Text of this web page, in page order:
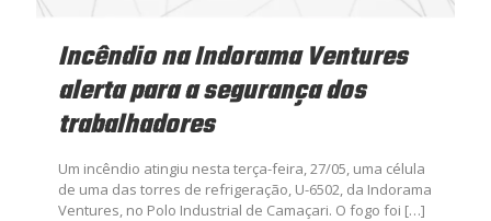
Incêndio na Indorama Ventures
alerta para a segurança dos
trabalhadores
Um incêndio atingiu nesta terça-feira, 27/05, uma célula
de uma das torres de refrigeração, U-6502, da Indorama
Ventures, no Polo Industrial de Camaçari. O fogo foi […]